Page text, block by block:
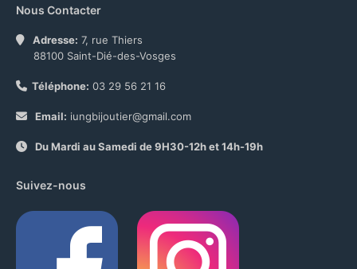
Nous Contacter
Adresse: 7, rue Thiers
88100 Saint-Dié-des-Vosges
Téléphone: 03 29 56 21 16
Email: iungbijoutier@gmail.com
Du Mardi au Samedi de 9H30-12h et 14h-19h
Suivez-nous